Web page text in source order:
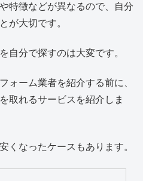
特徴などが異なるので、自分
が大切です。
自分で探すのは大変です。
ォーム業者を紹介する前に、
取れるサービスを紹介しま
くなったケースもあります。